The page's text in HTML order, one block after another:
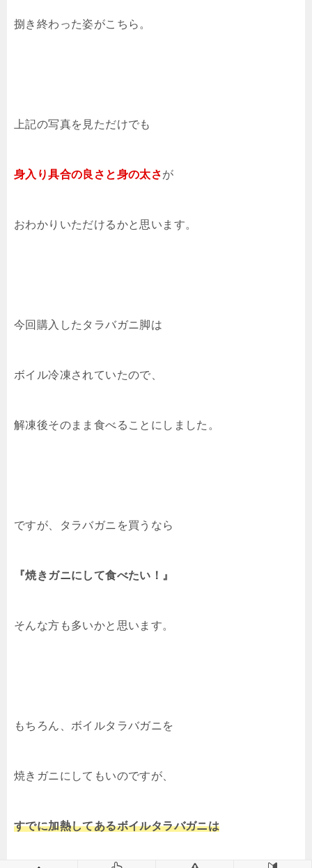
捌き終わった姿がこちら。
上記の写真を見ただけでも
身入り具合の良さと身の太さが
おわかりいただけるかと思います。
今回購入したタラバガニ脚は
ボイル冷凍されていたので、
解凍後そのまま食べることにしました。
ですが、タラバガニを買うなら
『焼きガニにして食べたい！』
そんな方も多いかと思います。
もちろん、ボイルタラバガニを
焼きガニにしてもいのですが、
すでに加熱してあるボイルタラバガニは